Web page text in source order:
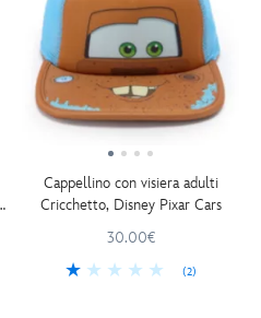
Cappellino con visiera adulti
Cricchetto, Disney Pixar Cars
30.00€
(2)